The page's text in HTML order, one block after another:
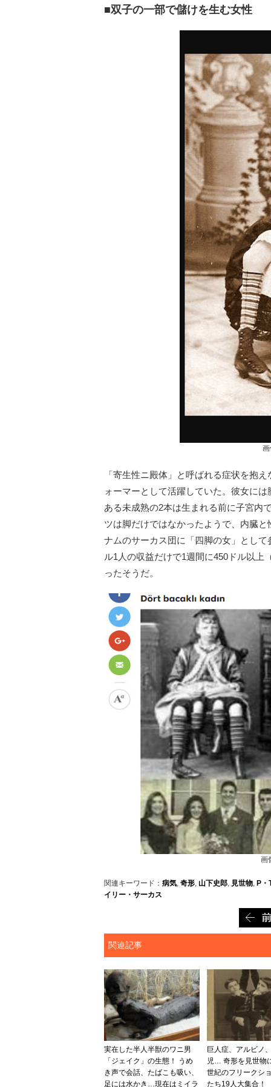
■双子の一部で儲けを生む女性
画
「寄生性ニ殿体」と呼ばれる症状を抱
ォーマーとして活躍していた。彼女に
ある未成熟の2本は生まれる前に子宮内
ツは脚だけではなかったようで、内臓
ナムのサーカス団に「四脚の女」とし
ル1人の収益だけで1週間に450ドル以上
ったそうだ。
画
関連キーワード： 病気, 奇形, 山下史郎, 見世物, P・
イリー・サーカス
関連記事
実在した半人半獣のワニ男
「ジェイク」の生態！ うめ
き声で会話、たばこも吸い、
足には水かき…現在はミイラ
巨人症、アルビノ
児… 奇形を見世物
世紀のフリークシ
たち19人大集合！